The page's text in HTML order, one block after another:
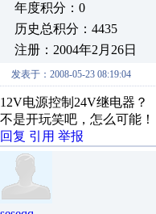
年度积分：0
历史总积分：4435
注册：2004年2月26日
发表于：2008-05-23 08:19:04
12V电源控制24V继电器？
不是开玩笑吧，怎么可能！
回复 引用 举报